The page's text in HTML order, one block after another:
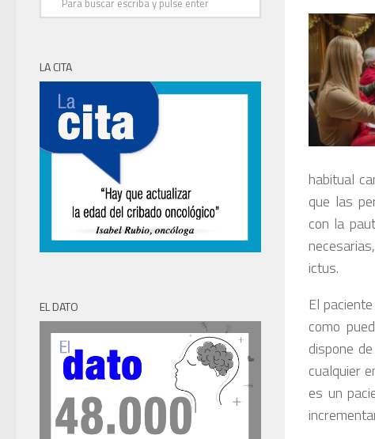
habitual
que las
con la
ictus.
El
como
dispone
cualquier
es un
LA CITA
EL DATO